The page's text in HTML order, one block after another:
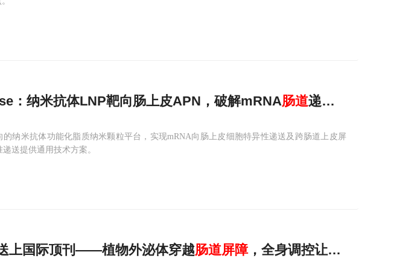
：纳米抗体LNP靶向肠上皮APN，破解mRNA肠道递送与跨
纳米抗体功能化脂质纳米颗粒平台，实现mRNA向肠上皮细胞特异性递送及跨肠道上皮屏
送提供通用技术方案。
上国际顶刊——植物外泌体穿越肠道屏障，全身调控让椎间盘"逆龄生